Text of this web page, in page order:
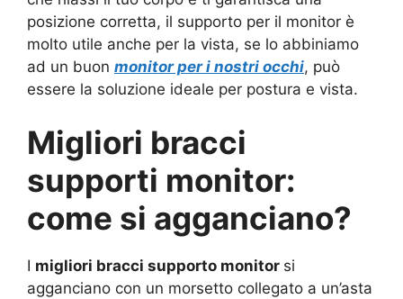
posizione corretta, il supporto per il monitor è
molto utile anche per la vista, se lo abbiniamo
ad un buon monitor per i nostri occhi, può
essere la soluzione ideale per postura e vista.
Migliori bracci
supporti monitor:
come si agganciano?
I migliori bracci supporto monitor si
agganciano con un morsetto collegato a un’asta